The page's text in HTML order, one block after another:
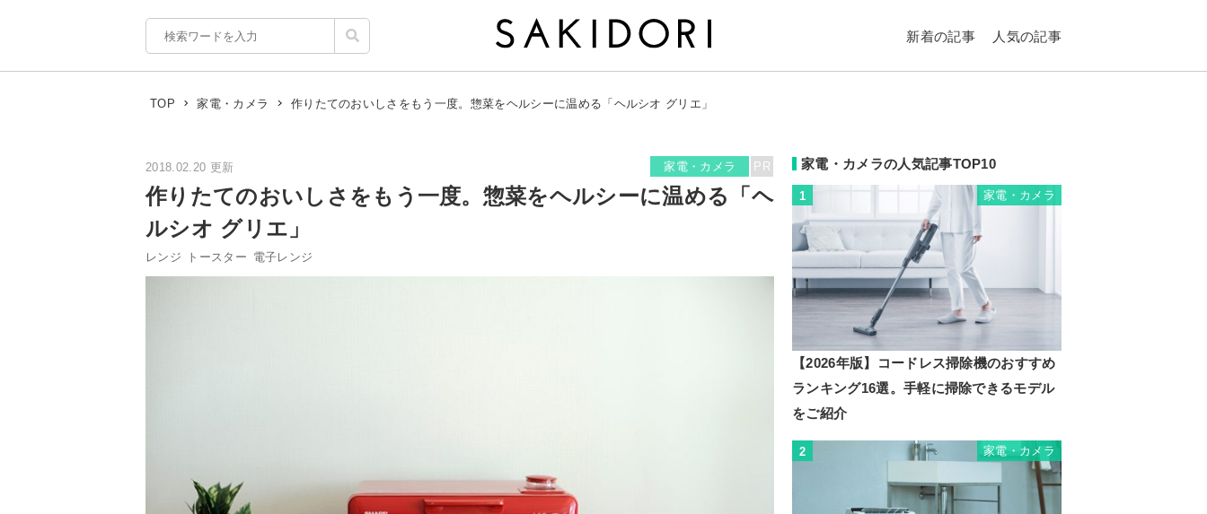
新着の記事 人気の記事
TOP 家電・カメラ 作りたてのおいしさをもう一度。惣菜をヘルシーに温める「ヘルシオ グリエ」
2018.02.20 更新 PR
家電・カメラ
作りたてのおいしさをもう一度。惣菜をヘルシーに温める「ヘ
ルシオ グリエ」
レンジ トースター 電子レンジ
家電・カメラの人気記事TOP10
1 家電・カメラ
【2026年版】コードレス掃除機のおすすめ
ランキング16選。手軽に掃除できるモデル
をご紹介
2 家電・カメラ